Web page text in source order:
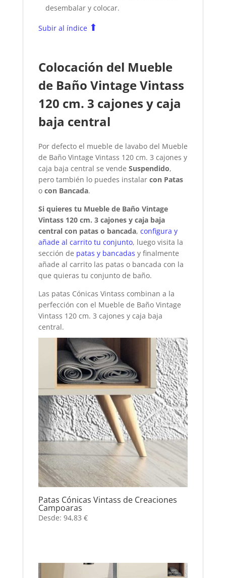
desembalar y colocar.
Subir al índice ⬆
Colocación del Mueble
de Baño Vintage Vintass
120 cm. 3 cajones y caja
baja central
Por defecto el mueble de lavabo del Mueble
de Baño Vintage Vintass 120 cm. 3 cajones y
caja baja central se vende Suspendido,
pero también lo puedes instalar con Patas
o con Bancada.
Si quieres tu Mueble de Baño Vintage
Vintass 120 cm. 3 cajones y caja baja
central con patas o bancada, configura y
añade al carrito tu conjunto, luego visita la
sección de patas y bancadas y finalmente
añade al carrito las patas o bancada con la
que quieras tu conjunto de baño.
Las patas Cónicas Vintass combinan a la
perfección con el Mueble de Baño Vintage
Vintass 120 cm. 3 cajones y caja baja
central.
Patas Cónicas Vintass de Creaciones
Campoaras
Desde: 94,83 €